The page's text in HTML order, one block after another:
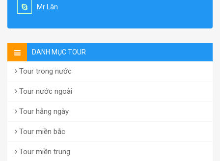
Mr Lân
DANH MỤC TOUR
Tour trong nước
Tour nước ngoài
Tour hằng ngày
Tour miền bắc
Tour miền trung